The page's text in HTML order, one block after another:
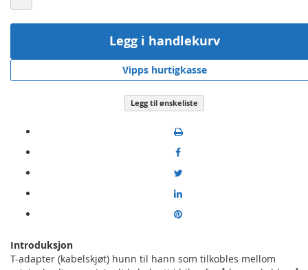
Legg i handlekurv
Vipps hurtigkasse
Legg til ønskeliste
Introduksjon
T-adapter (kabelskjøt) hunn til hann som tilkobles mellom